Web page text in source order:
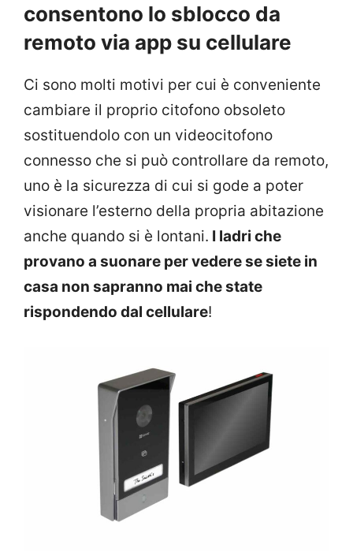
consentono lo sblocco da
remoto via app su cellulare
Ci sono molti motivi per cui è conveniente
cambiare il proprio citofono obsoleto
sostituendolo con un videocitofono
connesso che si può controllare da remoto,
uno è la sicurezza di cui si gode a poter
visionare l’esterno della propria abitazione
anche quando si è lontani. I ladri che
provano a suonare per vedere se siete in
casa non sapranno mai che state
rispondendo dal cellulare!